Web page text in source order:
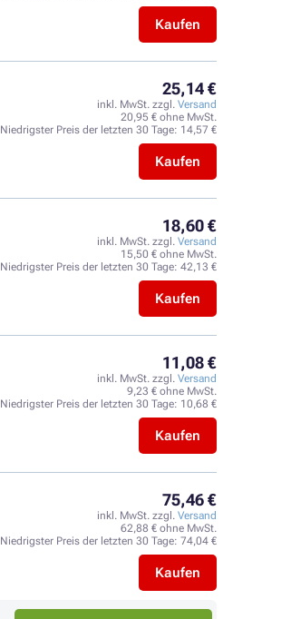
Kaufen
25,14 €
inkl. MwSt. zzgl. Versand
20,95 € ohne MwSt.
Niedrigster Preis der letzten 30 Tage: 14,57 €
Kaufen
18,60 €
inkl. MwSt. zzgl. Versand
15,50 € ohne MwSt.
Niedrigster Preis der letzten 30 Tage: 42,13 €
Kaufen
11,08 €
inkl. MwSt. zzgl. Versand
9,23 € ohne MwSt.
Niedrigster Preis der letzten 30 Tage: 10,68 €
Kaufen
75,46 €
inkl. MwSt. zzgl. Versand
62,88 € ohne MwSt.
Niedrigster Preis der letzten 30 Tage: 74,04 €
Kaufen